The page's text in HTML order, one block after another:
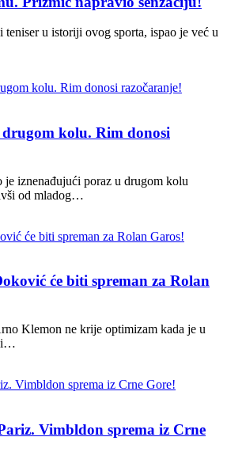
u istoriji ovog sporta, ispao je već u
kolu. Rim donosi
iznenađujući poraz u drugom kolu
od mladog…
će biti spreman za Rolan
Klemon ne krije optimizam kada je u
i…
Vimbldon sprema iz Crne